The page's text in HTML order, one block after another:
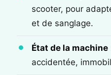
scooter, pour
et de sanglage.
État de la machine
accidentée,